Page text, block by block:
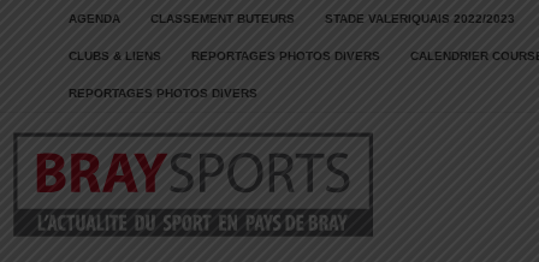
AGENDA CLASSEMENT BUTEURS STADE VALERIQUAIS 2022/2023
CLUBS & LIENS REPORTAGES PHOTOS DIVERS CALENDRIER
REPORTAGES PHOTOS DIVERS